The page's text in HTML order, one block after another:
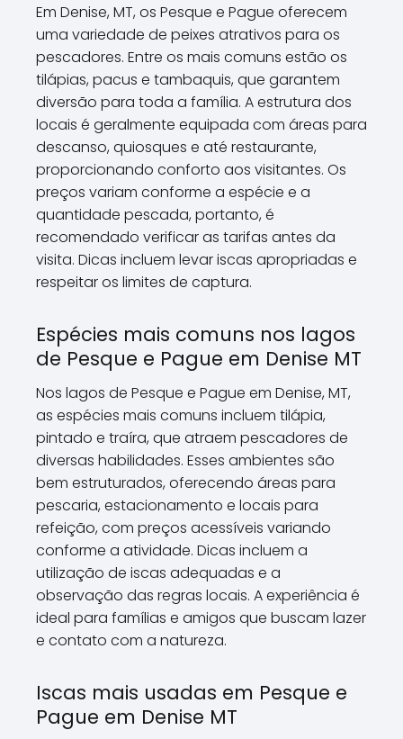
Em Denise, MT, os Pesque e Pague oferecem
uma variedade de peixes atrativos para os
pescadores. Entre os mais comuns estão os
tilápias, pacus e tambaquis, que garantem
diversão para toda a família. A estrutura dos
locais é geralmente equipada com áreas para
descanso, quiosques e até restaurante,
proporcionando conforto aos visitantes. Os
preços variam conforme a espécie e a
quantidade pescada, portanto, é
recomendado verificar as tarifas antes da
visita. Dicas incluem levar iscas apropriadas e
respeitar os limites de captura.
Espécies mais comuns nos lagos
de Pesque e Pague em Denise MT
Nos lagos de Pesque e Pague em Denise, MT,
as espécies mais comuns incluem tilápia,
pintado e traíra, que atraem pescadores de
diversas habilidades. Esses ambientes são
bem estruturados, oferecendo áreas para
pescaria, estacionamento e locais para
refeição, com preços acessíveis variando
conforme a atividade. Dicas incluem a
utilização de iscas adequadas e a
observação das regras locais. A experiência é
ideal para famílias e amigos que buscam lazer
e contato com a natureza.
Iscas mais usadas em Pesque e
Pague em Denise MT